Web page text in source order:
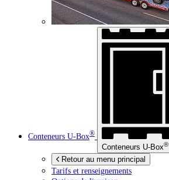
Conteneurs U-Box®
Conteneurs U-Box®
Retour au menu principal
Tarifs et renseignements